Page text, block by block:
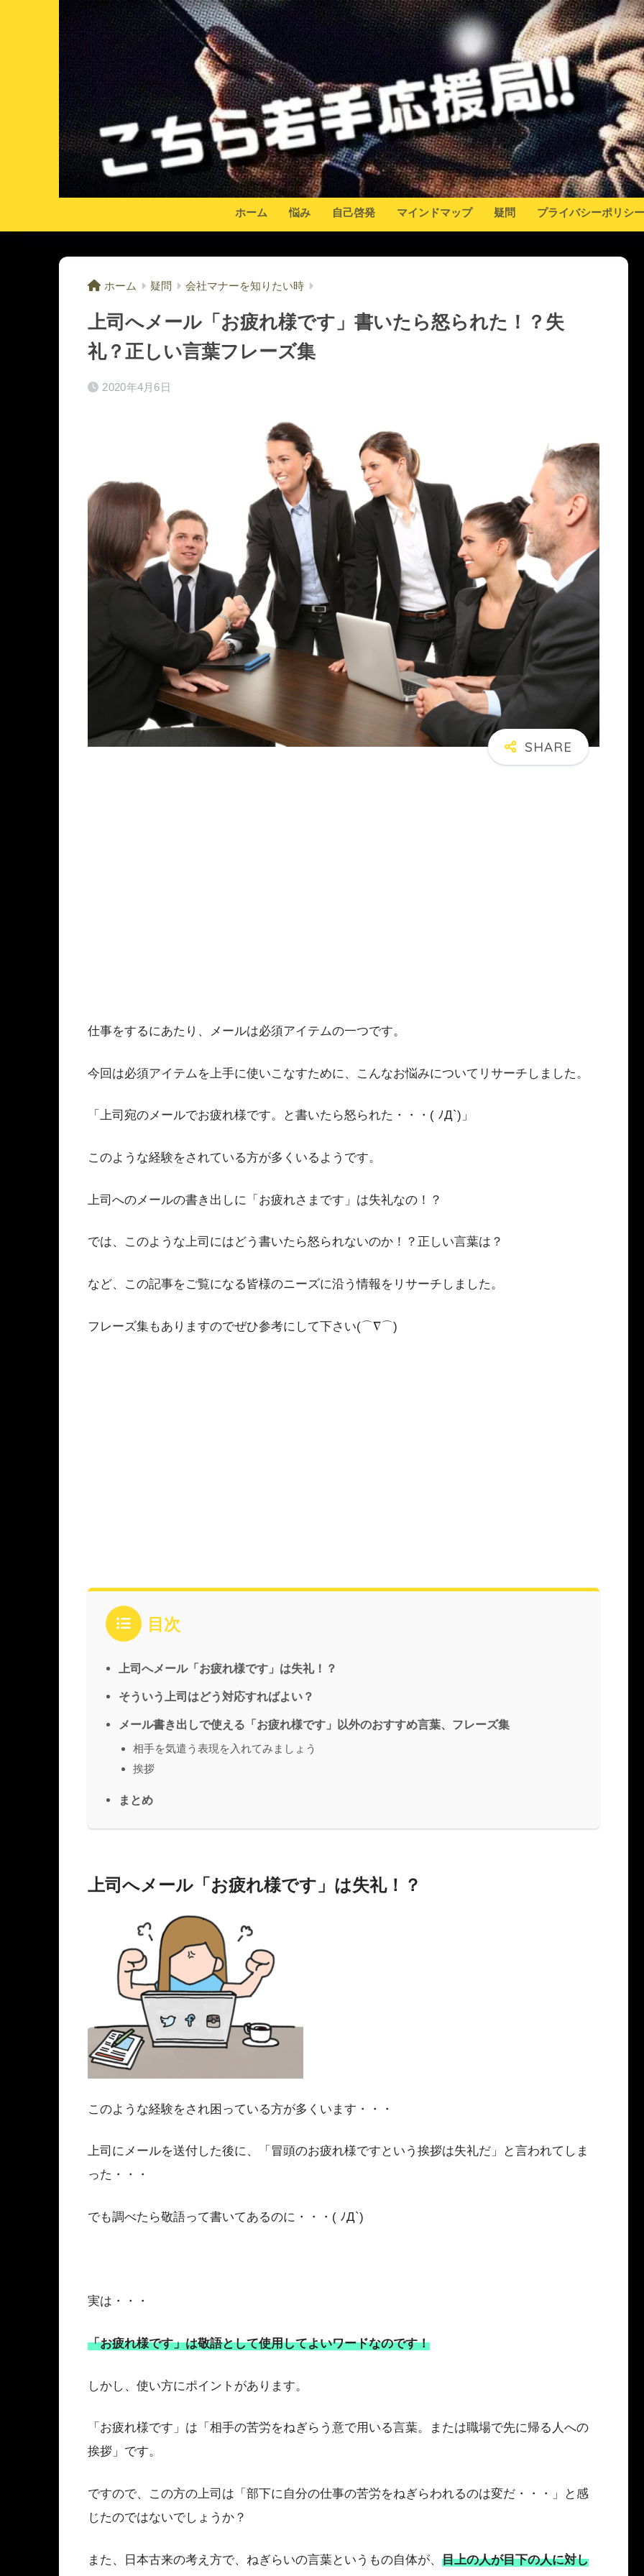
ホーム 悩み 自己啓発 マインドマップ 疑問 プライバシーポリシー
ホーム 疑問 会社マナーを知りたい時
上司へメール「お疲れ様です」書いたら怒られた！？失
礼？正しい言葉フレーズ集
2020年4月6日
仕事をするにあたり、メールは必須アイテムの一つです。
今回は必須アイテムを上手に使いこなすために、こんなお悩みについてリサーチしました。
「上司宛のメールでお疲れ様です。と書いたら怒られた・・・( ﾉД`)」
このような経験をされている方が多くいるようです。
上司へのメールの書き出しに「お疲れさまです」は失礼なの！？
では、このような上司にはどう書いたら怒られないのか！？正しい言葉は？
など、この記事をご覧になる皆様のニーズに沿う情報をリサーチしました。
フレーズ集もありますのでぜひ参考にして下さい(⌒∇⌒)
目次
上司へメール「お疲れ様です」は失礼！？
そういう上司はどう対応すればよい？
メール書き出しで使える「お疲れ様です」以外のおすすめ言葉、フレーズ集
相手を気遣う表現を入れてみましょう
挨拶
まとめ
上司へメール「お疲れ様です」は失礼！？
このような経験をされ困っている方が多くいます・・・
上司にメールを送付した後に、「冒頭のお疲れ様ですという挨拶は失礼だ」と言われてしま
った・・・
でも調べたら敬語って書いてあるのに・・・( ﾉД`)
実は・・・
「お疲れ様です」は敬語として使用してよいワードなのです！
しかし、使い方にポイントがあります。
「お疲れ様です」は「相手の苦労をねぎらう意で用いる言葉。または職場で先に帰る人への
挨拶」です。
ですので、この方の上司は「部下に自分の仕事の苦労をねぎらわれるのは変だ・・・」と感
じたのではないでしょうか？
また、日本古来の考え方で、ねぎらいの言葉というもの自体が、 目上の人が目下の人に対し